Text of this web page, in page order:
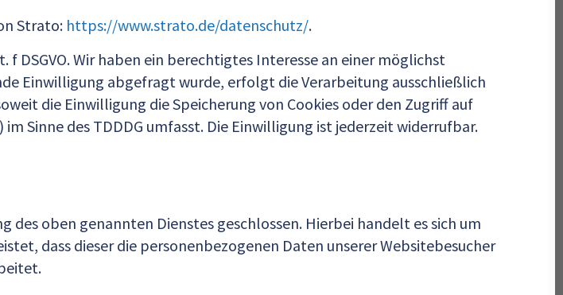
Strato: https://www.strato.de/datenschutz/.
DSGVO. Wir haben ein berechtigtes Interesse an einer möglichst
Einwilligung abgefragt wurde, erfolgt die Verarbeitung ausschließlich
die Einwilligung die Speicherung von Cookies oder den Zugriff auf
Sinne des TDDDG umfasst. Die Einwilligung ist jederzeit widerrufbar.
des oben genannten Dienstes geschlossen. Hierbei handelt es sich um
dass dieser die personenbezogenen Daten unserer Websitebesucher